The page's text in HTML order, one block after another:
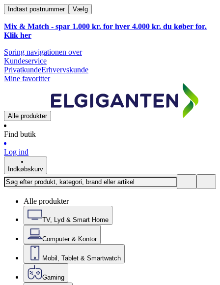
Indtast postnummer Vælg
Mix & Match - spar 1.000 kr. for hver 4.000 kr. du køber for.
Klik her
Spring navigationen over
Kundeservice
PrivatkundeErhvervskunde
Mine favoritter
Alle produkter
Find butik
Log ind
Indkøbskurv
Alle produkter
TV, Lyd & Smart Home
Computer & Kontor
Mobil, Tablet & Smartwatch
Gaming